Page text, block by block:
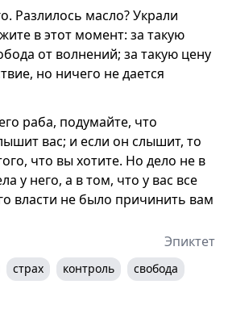
Разлилось масло? Украли
в этот момент: за такую
от волнений; за такую цену
но ничего не дается
раба, подумайте, что
вас; и если он слышит, то
что вы хотите. Но дело не в
у него, а в том, что у вас все
власти не было причинить вам
Эпиктет
страх контроль
свобода